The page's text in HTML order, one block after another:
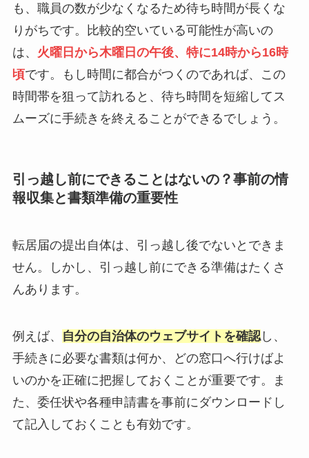
も、職員の数が少なくなるため待ち時間が長くな
りがちです。比較的空いている可能性が高いの
は、 火曜日から木曜日の午後、特に14時から16時
頃です。もし時間に都合がつくのであれば、この
時間帯を狙って訪れると、待ち時間を短縮してス
ムーズに手続きを終えることができるでしょう。
引っ越し前にできることはないの？事前の情
報収集と書類準備の重要性
転居届の提出自体は、引っ越し後でないとできま
せん。しかし、引っ越し前にできる準備はたくさ
んあります。
例えば、 自分の自治体のウェブサイトを確認し、
手続きに必要な書類は何か、どの窓口へ行けばよ
いのかを正確に把握しておくことが重要です。ま
た、委任状や各種申請書を事前にダウンロードし
て記入しておくことも有効です。